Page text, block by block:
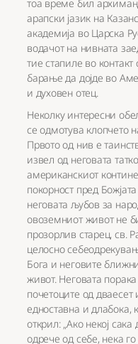
тоа време бил
арапски јазик на
академија во Царска
водачот на нивната
тие стапиле во
барање да дојде во
и духовен отец.
Неколку интересни
се одмотува клопчето
Првото од нив е
извел од неговата
американскиот
покорност пред
неговата љубов за
овоземниот живот не
прозорлив старец, св.
целосно
Бога и неговите
живот. Неговата
почетоците од
едноставна и длабока,
открил: „Ако некој
одрече од себе, нека